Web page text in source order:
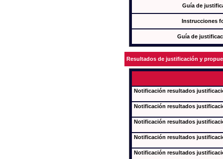
Guía de
Instrucciones
Guía de
Resultados de justificación y
Notificación resultados
Notificación resultados
Notificación resultados
Notificación resultados
Notificación resultados